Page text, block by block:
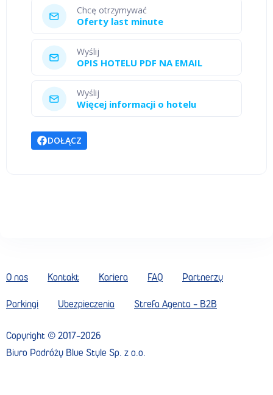
Chcę otrzymywać
Oferty last minute
Wyślij
OPIS HOTELU PDF NA EMAIL
Wyślij
Więcej informacji o hotelu
DOŁĄCZ
O nas Kontakt Kariera FAQ Partnerzy
Parkingi Ubezpieczenia Strefa Agenta - B2B
Copyright © 2017-2026
Biuro Podróży Blue Style Sp. z o.o.